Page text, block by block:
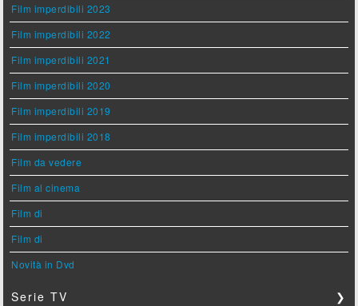
Film imperdibili 2023
Film imperdibili 2022
Film imperdibili 2021
Film imperdibili 2020
Film imperdibili 2019
Film imperdibili 2018
Film da vedere
Film al cinema
Film di
Film di
Novità in Dvd
Serie TV ❯